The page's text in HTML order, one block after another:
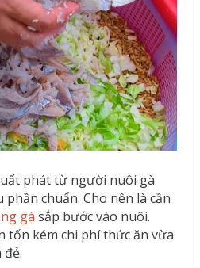
phát từ người nuôi gà
chuẩn. Cho nên là cần
gà sắp bước vào nuôi.
tốn kém chi phí thức ăn vừa